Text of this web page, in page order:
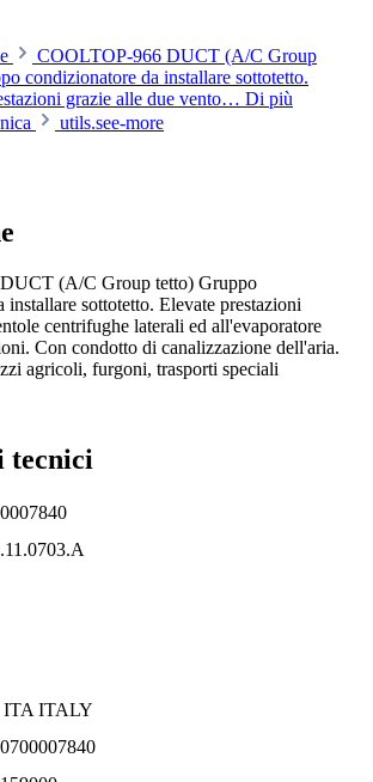
COOLTOP-966 DUCT (A/C Group
condizionatore da installare sottotetto.
grazie alle due vento… Di più
utils.see-more
(A/C Group tetto) Gruppo
installare sottotetto. Elevate prestazioni
centrifughe laterali ed all'evaporatore
Con condotto di canalizzazione dell'aria.
agricoli, furgoni, trasporti speciali
tecnici
ITALY